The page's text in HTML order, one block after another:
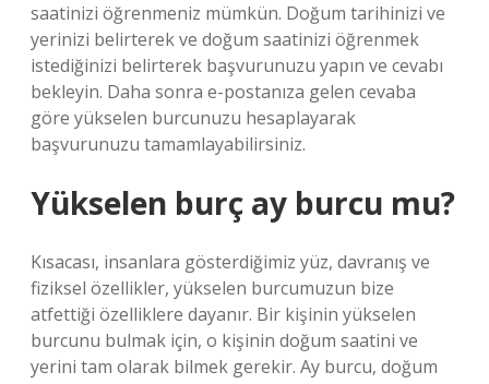
saatinizi öğrenmeniz mümkün. Doğum tarihinizi ve
yerinizi belirterek ve doğum saatinizi öğrenmek
istediğinizi belirterek başvurunuzu yapın ve cevabı
bekleyin. Daha sonra e-postanıza gelen cevaba
göre yükselen burcunuzu hesaplayarak
başvurunuzu tamamlayabilirsiniz.
Yükselen burç ay burcu mu?
Kısacası, insanlara gösterdiğimiz yüz, davranış ve
fiziksel özellikler, yükselen burcumuzun bize
atfettiği özelliklere dayanır. Bir kişinin yükselen
burcunu bulmak için, o kişinin doğum saatini ve
yerini tam olarak bilmek gerekir. Ay burcu, doğum